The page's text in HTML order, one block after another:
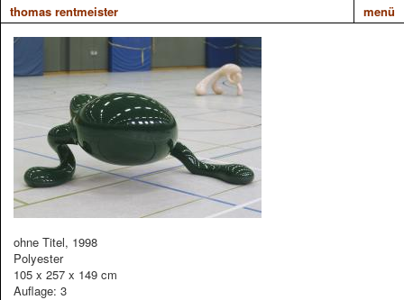
thomas rentmeister menü
ohne Titel, 1998
Polyester
105 x 257 x 149 cm
Auflage: 3